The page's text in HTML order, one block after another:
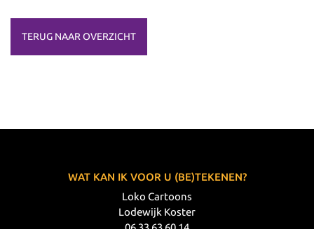
TERUG NAAR OVERZICHT
WAT KAN IK VOOR U (BE)TEKENEN?
Loko Cartoons
Lodewijk Koster